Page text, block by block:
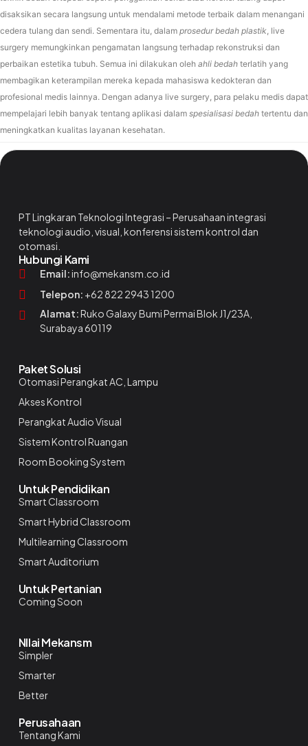
disaksikan secara langsung untuk mendalami metode terbaik dalam menangani
cedera tulang dan sendi. Sementara itu, dalam prosedur bedah plastik , live
surgery memungkinkan pengamatan langsung terhadap rekonstruksi dan
perbaikan estetika tubuh. Semua ini dilakukan oleh ahli bedah terlatih yang
membagikan keterampilan mereka kepada mahasiswa kedokteran dan
profesional medis lainnya. Dengan adanya live surgery, para pelaku medis dapat
mempelajari lebih banyak tentang aplikasi dalam spesialisasi bedah tertentu dan
meningkatkan kualitas layanan kesehatan.
PT Lingkaran Teknologi Integrasi – Perusahaan integrasi
teknologi audio, visual, konferensi sistem kontrol dan
otomasi.
Hubungi Kami
Email:info@mekansm.co.id
Telepon: +62 822 2943 1200
Alamat:Ruko Galaxy Bumi Permai Blok J1/23A,
Surabaya 60119
Paket Solusi
Otomasi Perangkat AC, Lampu
Akses Kontrol
Perangkat Audio Visual
Sistem Kontrol Ruangan
Room Booking System
Untuk Pendidikan
Smart Classroom
Smart Hybrid Classroom
Multilearning Classroom
Smart Auditorium
Untuk Pertanian
Coming Soon
NIlai Mekansm
Simpler
Smarter
Better
Perusahaan
Tentang Kami